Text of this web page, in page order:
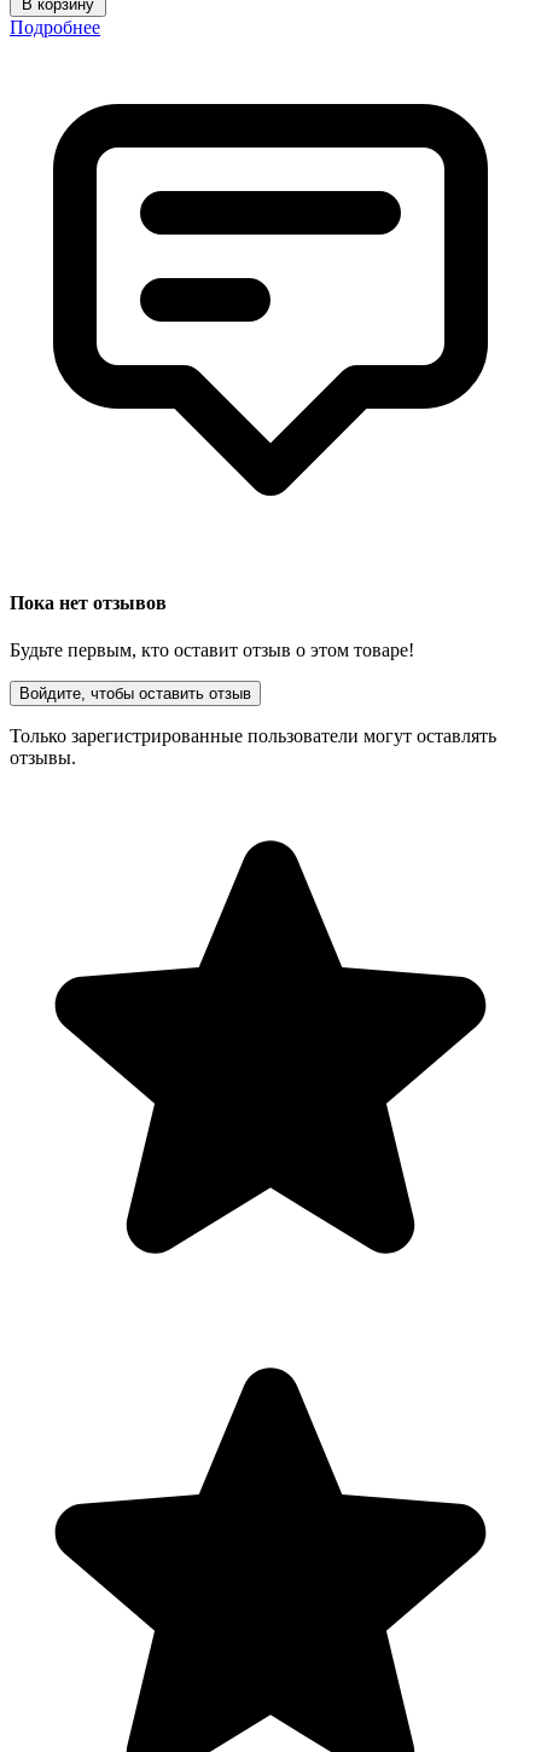
В корзину
Подробнее
Пока нет отзывов
Будьте первым, кто оставит отзыв о этом товаре!
Войдите, чтобы оставить отзыв
Только зарегистрированные пользователи могут оставлять
отзывы.